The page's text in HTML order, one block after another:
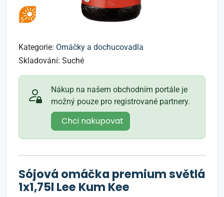
Kategorie: Omáčky a dochucovadla
Skladování: Suché
Nákup na našem obchodním portále je
možný pouze pro registrované partnery.
Chci nakupovat
Sójová omáčka premium světlá
1x1,75l Lee Kum Kee